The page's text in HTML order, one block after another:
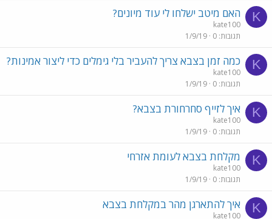
K האם מיטב ישלחו לי עוד מיונים?
kate100
תגובות 0
1/9/19
K כמה זמן בצבא צריך להעביר בלי גימלים כדי ליצור אמינות?
kate100
תגובות 0
1/9/19
K איך לזייף סחרחורת בצבא?
kate100
תגובות 0
1/9/19
K מקלחת בצבא לעומת אזרחי
kate100
תגובות 0
1/9/19
K איך להתארגן מהר במקלחת בצבא
kate100